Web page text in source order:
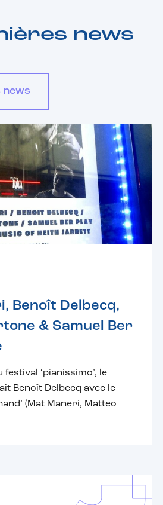
news
news
Benoît Delbecq,
& Samuel Ber
festival ‘pianissimo’, le
Benoît Delbecq avec le
(Mat Maneri, Matteo